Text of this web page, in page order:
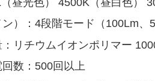
）：4段階モード（100Lm、
リチウムイオンポリマー
数：500回以上